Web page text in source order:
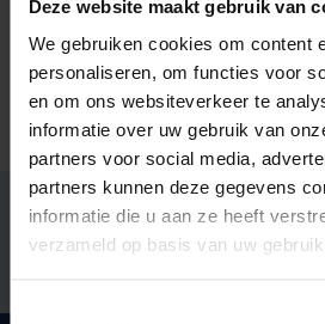
Deze website maakt gebruik van
We gebruiken cookies om content
personaliseren, om functies voor
en om ons websiteverkeer te
informatie over uw gebruik van
partners voor social media,
partners kunnen deze gegevens
informatie die u aan ze heeft
verzameld op basis van uw
Toestemmingsselectie
Stond er een fout op